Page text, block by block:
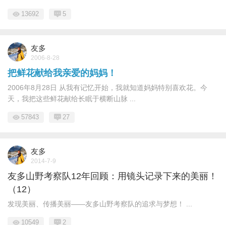
13692 5
友多
2006-8-28
把鲜花献给我亲爱的妈妈！
2006年8月28日 从我有记忆开始，我就知道妈妈特别喜欢花。今
天，我把这些鲜花献给长眠于横断山脉 ...
57843 27
友多
2014-7-9
友多山野考察队12年回顾：用镜头记录下来的美丽！
（12）
发现美丽、传播美丽——友多山野考察队的追求与梦想！ ...
10549 2